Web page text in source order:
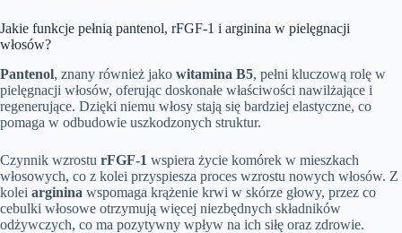
Jakie funkcje pełnią pantenol, rFGF-1 i arginina w pielęgnacji
włosów?
Pantenol, znany również jako witamina B5, pełni kluczową rolę w
pielęgnacji włosów, oferując doskonałe właściwości nawilżające i
regenerujące. Dzięki niemu włosy stają się bardziej elastyczne, co
pomaga w odbudowie uszkodzonych struktur.
Czynnik wzrostu rFGF-1 wspiera życie komórek w mieszkach
włosowych, co z kolei przyspiesza proces wzrostu nowych włosów. Z
kolei arginina wspomaga krążenie krwi w skórze głowy, przez co
cebulki włosowe otrzymują więcej niezbędnych składników
odżywczych, co ma pozytywny wpływ na ich siłę oraz zdrowie.